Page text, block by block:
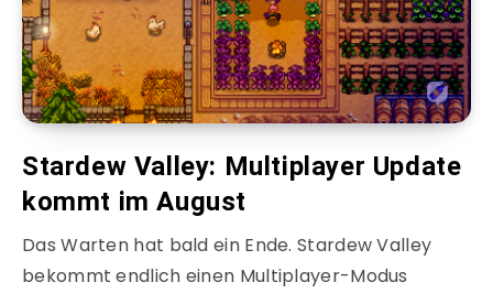
Stardew Valley: Multiplayer Update
kommt im August
Das Warten hat bald ein Ende. Stardew Valley
bekommt endlich einen Multiplayer-Modus